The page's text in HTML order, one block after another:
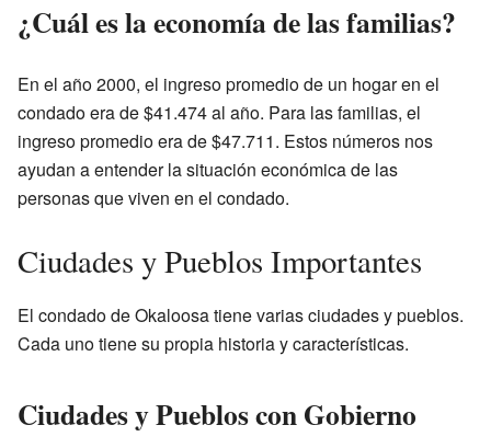
¿Cuál es la economía de las familias?
En el año 2000, el ingreso promedio de un hogar en el
condado era de $41.474 al año. Para las familias, el
ingreso promedio era de $47.711. Estos números nos
ayudan a entender la situación económica de las
personas que viven en el condado.
Ciudades y Pueblos Importantes
El condado de Okaloosa tiene varias ciudades y pueblos.
Cada uno tiene su propia historia y características.
Ciudades y Pueblos con Gobierno